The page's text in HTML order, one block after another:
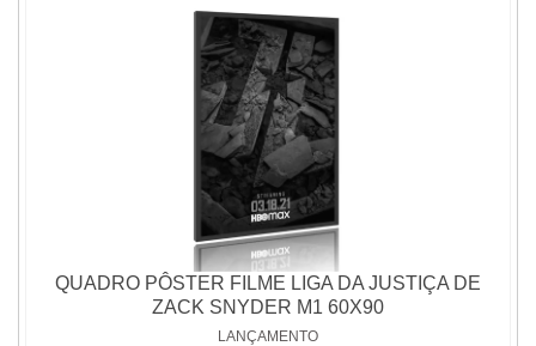
QUADRO PÔSTER FILME LIGA DA JUSTIÇA DE
ZACK SNYDER M1 60X90
LANÇAMENTO